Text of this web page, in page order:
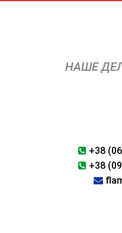
НАШЕ
+38
+38